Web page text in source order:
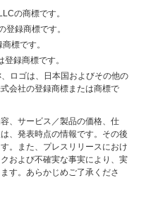
の商標です。
登録商標です。
標です。
録商標です。
ロゴは、日本国およびその他の
会社の登録商標または商標で
、サービス／製品の価格、仕
、発表時点の情報です。その後
。また、プレスリリースにおけ
および不確実な事実により、実
す。あらかじめご了承くださ